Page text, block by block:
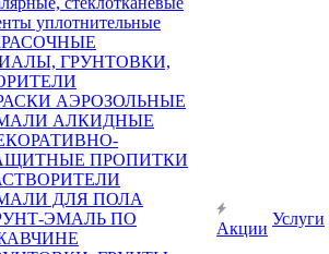
уплотнительные
ГРУНТОВКИ,
АЭРОЗОЛЬНЫЕ
АЛКИДНЫЕ
ПРОПИТКИ
ДЛЯ ПОЛА
ЭМАЛЬ ПО
Акции
Услуги